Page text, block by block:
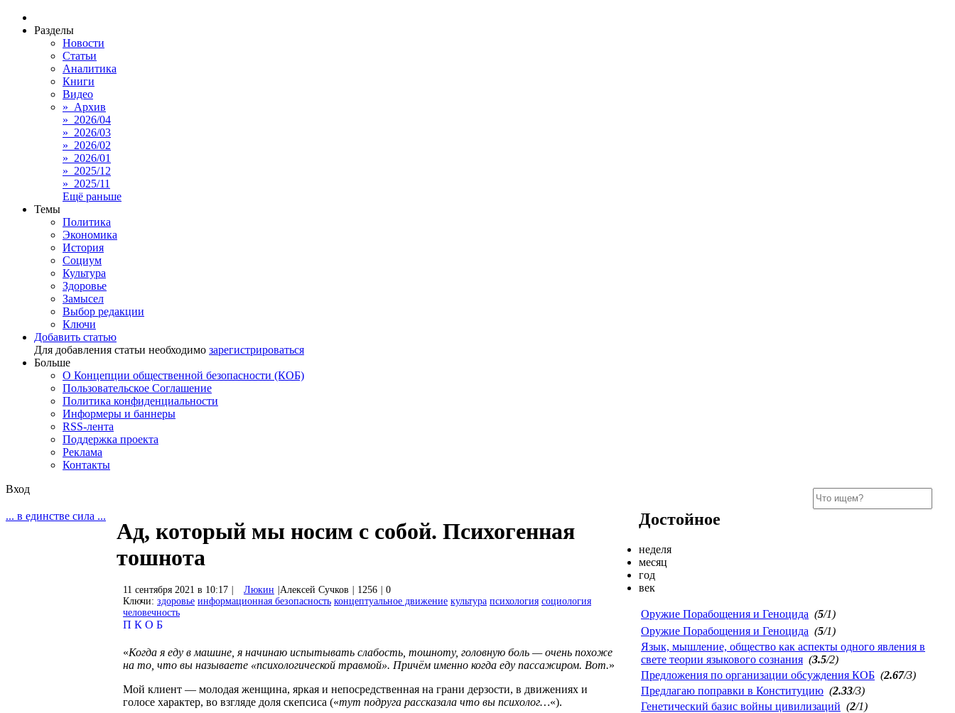
Разделы
Новости
Статьи
Аналитика
Книги
Видео
» Архив
» 2026/04
» 2026/03
» 2026/02
» 2026/01
» 2025/12
» 2025/11
Ещё раньше
Темы
Политика
Экономика
История
Социум
Культура
Здоровье
Замысел
Выбор редакции
Ключи
Добавить статью
Для добавления статьи необходимо зарегистрироваться
Больше
О Концепции общественной безопасности (КОБ)
Пользовательское Соглашение
Политика конфиденциальности
Информеры и баннеры
RSS-лента
Поддержка проекта
Реклама
Контакты
Вход
... в единстве сила ...
Ад, который мы носим с собой. Психогенная
тошнота
11 сентября 2021 в 10:17 Люкин Алексей Сучков 1256
0
Ключи: здоровье информационная безопасность концептуальное движение культура психология социология
человечность
П К О Б
«Когда я еду в машине, я начинаю испытывать слабость, тошноту, головную боль — очень похоже
на то, что вы называете «психологической травмой». Причём именно когда еду пассажиром. Вот.»
Мой клиент — молодая женщина, яркая и непосредственная на грани дерзости, в движениях и
голосе характер, во взгляде доля скепсиса («тут подруга рассказала что вы психолог…«).
Достойное
неделя
месяц
год
век
Оружие Порабощения и Геноцида (5/1)
Оружие Порабощения и Геноцида (5/1)
Язык, мышление, общество как аспекты одного явления в
свете теории языкового сознания (3.5/2)
Предложения по организации обсуждения КОБ (2.67/3)
Предлагаю поправки в Конституцию (2.33/3)
Генетический базис войны цивилизаций (2/1)